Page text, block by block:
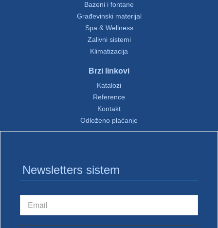
Bazeni i fontane
Građevinski materijal
Spa & Wellness
Zalivni sistemi
Klimatizacija
Brzi linkovi
Katalozi
Reference
Kontakt
Odloženo plaćanje
Newsletters sistem